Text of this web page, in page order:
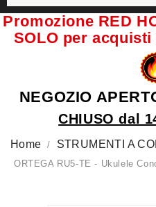
Promozione RED
SOLO per acquisti
NEGOZIO
CHIUSO dal
Home STRUMENTI A
ORTEGA RU5-TE - Ukulele